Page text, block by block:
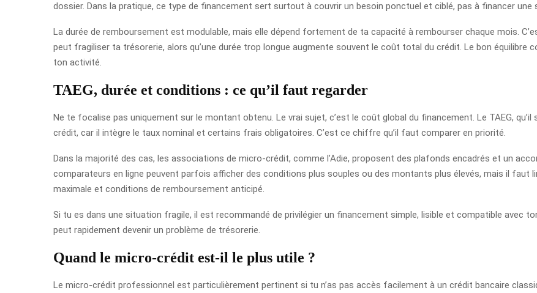
dossier. Dans la pratique, ce type de financement sert surtout à couvrir un besoin ponctuel et ciblé, pas à financer
La durée de remboursement est modulable, mais elle dépend fortement de ta capacité à rembourser chaque mois.
peut fragiliser ta trésorerie, alors qu’une durée trop longue augmente souvent le coût total du crédit. Le bon
ton activité.
TAEG, durée et conditions : ce qu’il faut regarder
Ne te focalise pas uniquement sur le montant obtenu. Le vrai sujet, c’est le coût global du financement. Le TAEG,
crédit, car il intègre le taux nominal et certains frais obligatoires. C’est ce chiffre qu’il faut comparer en priorité.
Dans la majorité des cas, les associations de micro-crédit, comme l’Adie, proposent des plafonds encadrés et un
comparateurs en ligne peuvent parfois afficher des conditions plus souples ou des montants plus élevés, mais il faut
maximale et conditions de remboursement anticipé.
Si tu es dans une situation fragile, il est recommandé de privilégier un financement simple, lisible et compatible avec
peut rapidement devenir un problème de trésorerie.
Quand le micro-crédit est-il le plus utile ?
Le micro-crédit professionnel est particulièrement pertinent si tu n’as pas accès facilement à un crédit bancaire